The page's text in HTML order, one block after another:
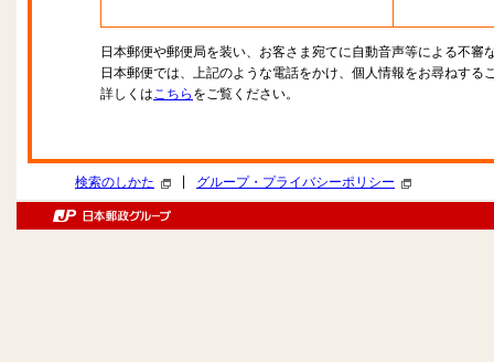
日本郵便や郵便局を装い、お客さま宛てに自動音声等による不審
日本郵便では、上記のような電話をかけ、個人情報をお尋ねする
詳しくはこちら をご覧ください。
検索のしかた グループ・プライバシーポリシー